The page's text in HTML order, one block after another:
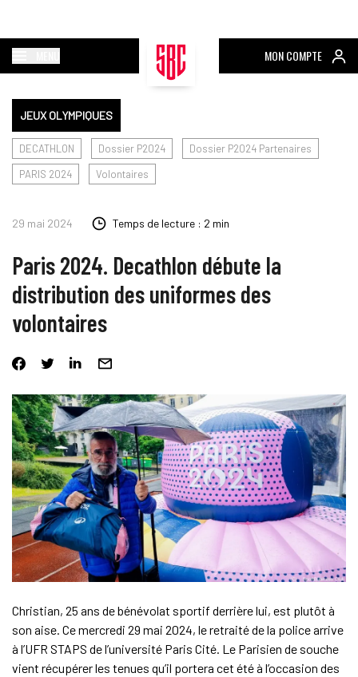
MON COMPTE
JEUX OLYMPIQUES
DECATHLON Dossier P2024
Dossier P2024 Partenaires
PARIS 2024
Volontaires
29 mai 2024 Temps de lecture : 2 min
Paris 2024. Decathlon débute la
distribution des uniformes des
volontaires
Christian, 25 ans de bénévolat sportif derrière lui, est plutôt à
son aise. Ce mercredi 29 mai 2024, le retraité de la police arrive
à l’UFR STAPS de l’université Paris Cité. Le Parisien de souche
vient récupérer les tenues qu’il portera cet été à l’occasion des